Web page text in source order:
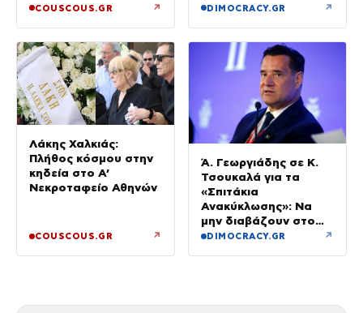
COUSCOUS.GR ↗ DIMOCRACY.GR ↗
Λάκης Χαλκιάς:
Πλήθος κόσμου στην
κηδεία στο Α’
Νεκροταφείο Αθηνών
COUSCOUS.GR ↗
Ά. Γεωργιάδης σε Κ.
Τσουκαλά για τα
«Σπιτάκια
Ανακύκλωσης»: Να
μην διαβάζουν στο
ΠΑΣΟΚ μόνο όσα
DIMOCRACY.GR ↗